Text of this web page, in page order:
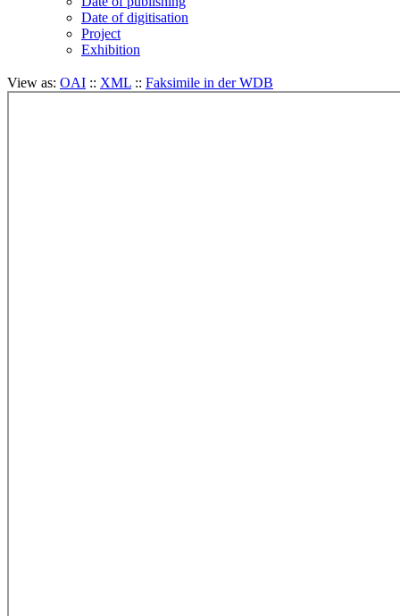
Date of digitisation
Project
Exhibition
View as: OAI :: XML :: Faksimile in der WDB